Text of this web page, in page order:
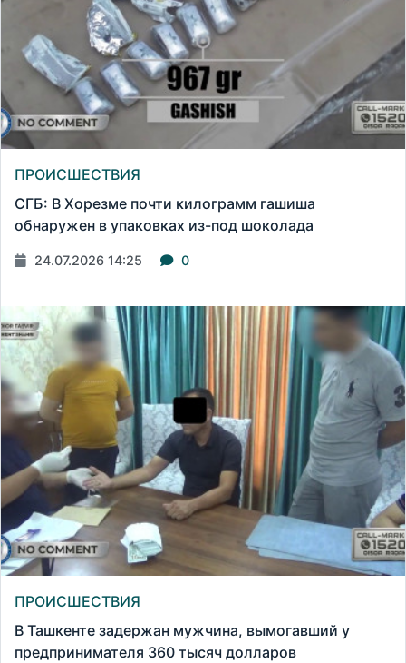
ПРОИСШЕСТВИЯ
СГБ: В Хорезме почти килограмм гашиша
обнаружен в упаковках из-под шоколада
24.07.2026 14:25 0
ПРОИСШЕСТВИЯ
В Ташкенте задержан мужчина, вымогавший у
предпринимателя 360 тысяч долларов